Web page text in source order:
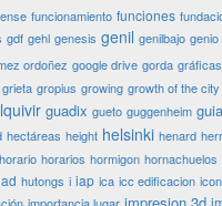
funcionamiento funciones
gdf gehl genesis genil genilbajo genio
ordoñez google drive gorda gráficas
grieta gropius growing growth of the city
guadix gueto guggenheim
hectáreas height helsinki henard
horario horarios hormigon hornachuelos
hutongs i iap ica icc edificacion